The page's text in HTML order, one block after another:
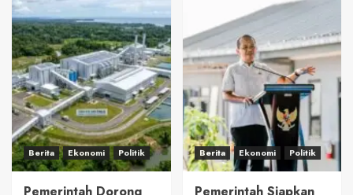
Berita Ekonomi Politik Berita Ekonomi Politik